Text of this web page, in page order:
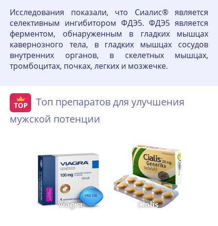
Исследования показали, что Сиалис® является
селективным ингибитором ФДЭ5. ФДЭ5 является
ферментом, обнаруженным в гладких мышцах
кавернозного тела, в гладких мышцах сосудов
внутренних органов, в скелетных мышцах,
тромбоцитах, почках, легких и мозжечке.
Топ препаратов для улучшения
мужской потенции
Viagra Cialis